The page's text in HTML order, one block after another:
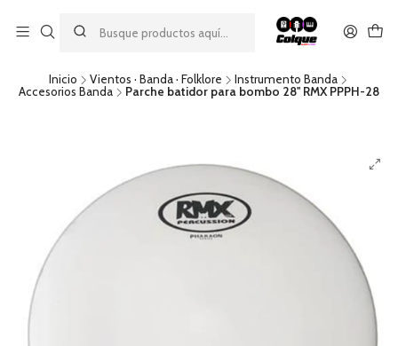
descuento por pago con transferencia bancaria
por una compra mínima de $49.990. Este descuento no es
acumulable a otras promociones ni aplicable a gastos de envío.
Inicio Vientos · Banda · Folklore
Instrumento Banda
Accesorios Banda
Parche batidor para bombo 28'' RMX PPPH-28